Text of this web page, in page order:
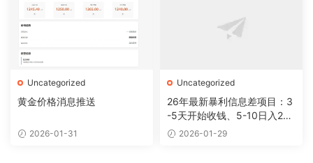
Uncategorized
黄金价格消息推送
2026-01-31
Uncategorized
26年最新暴利信息差项目：3
-5天开始收钱、5-10日入200
+，10天后稳定300+，0门槛
2026-01-29